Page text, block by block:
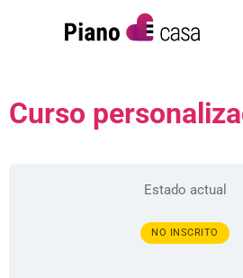
Curso
Estado actual
NO INSCRITO